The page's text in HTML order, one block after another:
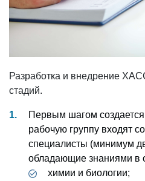
Разработка и внедрение
стадий.
Первым шагом
рабочую группу входят
специалисты (минимум
обладающие знаниями в
химии и биологии;